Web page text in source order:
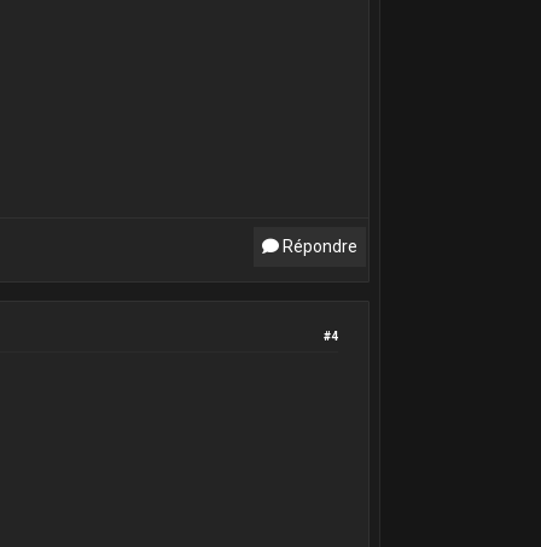
Répondre
#4